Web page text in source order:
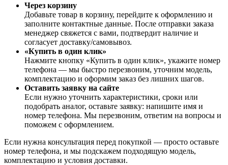
Через корзину
Добавьте товар в корзину, перейдите к оформлению и
заполните контактные данные. После отправки заказа
менеджер свяжется с вами, подтвердит наличие и
согласует доставку/самовывоз.
«Купить в один клик»
Нажмите кнопку «Купить в один клик», укажите номер
телефона — мы быстро перезвоним, уточним модель,
комплектацию и оформим заказ без лишних шагов.
Оставить заявку на сайте
Если нужно уточнить характеристики, сроки или
подобрать аналог, оставьте заявку: напишите имя и
номер телефона. Мы перезвоним, ответим на вопросы и
поможем с оформлением.
Если нужна консультация перед покупкой — просто оставьте
номер телефона, и мы подскажем подходящую модель,
комплектацию и условия доставки.